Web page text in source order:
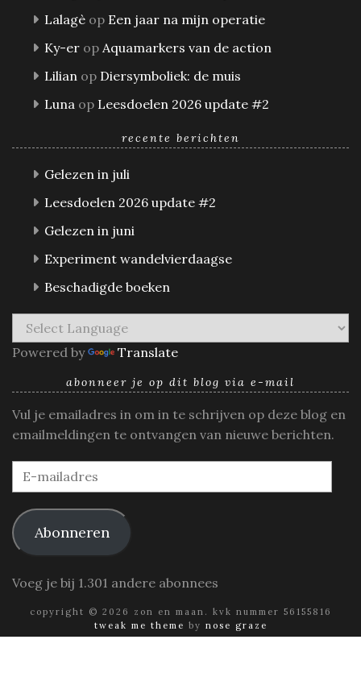
Lalagè op Een jaar na mijn operatie
Ky-er op Aquamarkers van de action
Lilian op Diersymboliek: de muis
Luna op Leesdoelen 2026 update #2
recente berichten
Gelezen in juli
Leesdoelen 2026 update #2
Gelezen in juni
Experiment wandelvierdaagse
Beschadigde boeken
Powered by Translate
abonneer je op dit blog via e-mail
Vul je emailadres in om in te schrijven op deze blog en
emailmeldingen te ontvangen van nieuwe berichten.
E-
mailadres
Abonneren
Voeg je bij 1.301 andere abonnees
copyright © 2026 zon en maan. kvk nummer 56155816
tweak me theme by nose graze